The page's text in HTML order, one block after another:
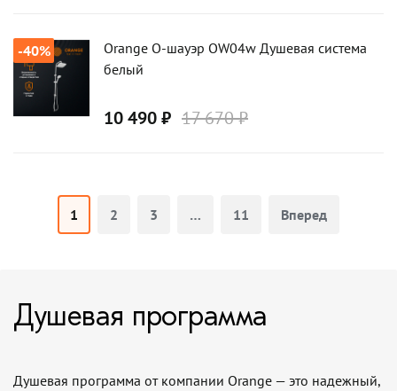
-40%
Orange О-шауэр OW04w Душевая система
белый
10 490 ₽ 17 670 ₽
1 2 3 … 11 Вперед
Душевая программа
Душевая программа от компании Orange — это надежный,